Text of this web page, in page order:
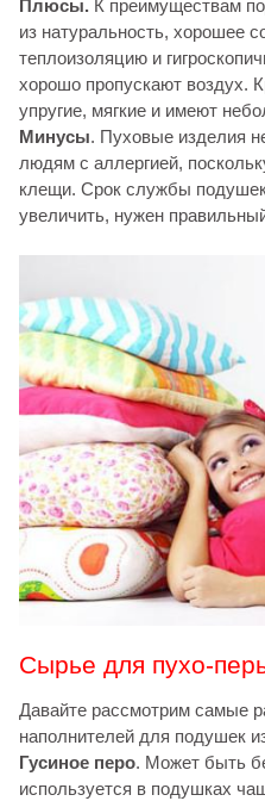
Плюсы. К преимуществам
из натуральность, хорошее
теплоизоляцию и
хорошо пропускают воздух.
упругие, мягкие и имеют
Минусы. Пуховые изделия
людям с аллергией,
клещи. Срок службы
увеличить, нужен
Сырье для пухо-
Давайте рассмотрим самые
наполнителей для подушек
Гусиное перо. Может быть
используется в подушках